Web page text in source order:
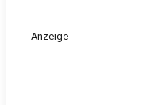
Anzeige